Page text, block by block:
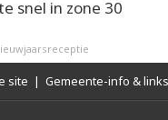
snel in zone 30
site | Gemeente-info & links